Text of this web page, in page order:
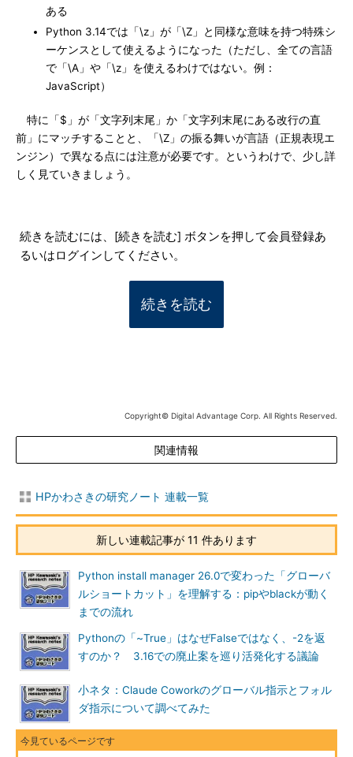
ある
Python 3.14では「\z」が「\Z」と同様な意味を持つ特殊シ
ーケンスとして使えるようになった（ただし、全ての言語
で「\A」や「\z」を使えるわけではない。例：
JavaScript）
特に「$」が「文字列末尾」か「文字列末尾にある改行の直
前」にマッチすることと、「\Z」の振る舞いが言語（正規表現エ
ンジン）で異なる点には注意が必要です。というわけで、少し詳
しく見ていきましょう。
続きを読むには、[続きを読む] ボタンを押して会員登録あ
るいはログインしてください。
続きを読む
Copyright© Digital Advantage Corp. All Rights Reserved.
関連情報
HPかわさきの研究ノート 連載一覧
新しい連載記事が 11 件あります
Python install manager 26.0で変わった「グローバ
ルショートカット」を理解する：pipやblackが動く
までの流れ
Pythonの「~True」はなぜFalseではなく、-2を返
すのか？ 3.16での廃止案を巡り活発化する議論
小ネタ：Claude Coworkのグローバル指示とフォル
ダ指示について調べてみた